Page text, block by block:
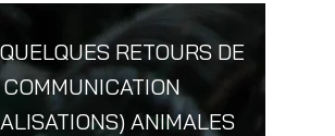
RETOURS DE
COMMUNICATION
ANIMALES